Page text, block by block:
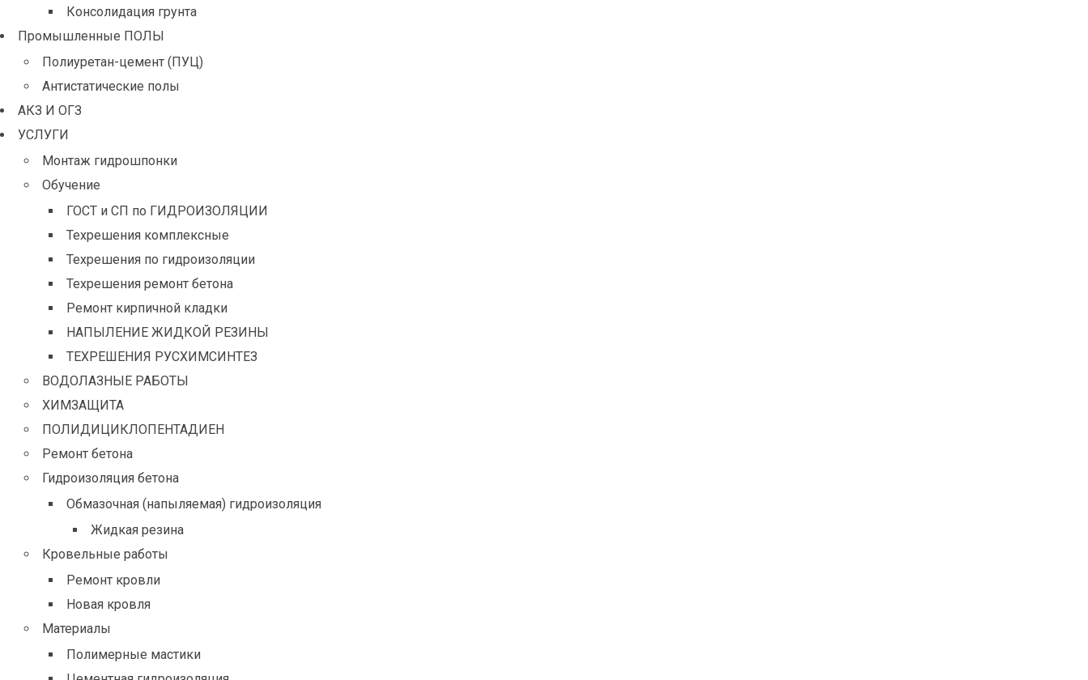
Консолидация грунта
Промышленные ПОЛЫ
Полиуретан-цемент (ПУЦ)
Антистатические полы
АКЗ И ОГЗ
УСЛУГИ
Монтаж гидрошпонки
Обучение
ГОСТ и СП по ГИДРОИЗОЛЯЦИИ
Техрешения комплексные
Техрешения по гидроизоляции
Техрешения ремонт бетона
Ремонт кирпичной кладки
НАПЫЛЕНИЕ ЖИДКОЙ РЕЗИНЫ
ТЕХРЕШЕНИЯ РУСХИМСИНТЕЗ
ВОДОЛАЗНЫЕ РАБОТЫ
ХИМЗАЩИТА
ПОЛИДИЦИКЛОПЕНТАДИЕН
Ремонт бетона
Гидроизоляция бетона
Обмазочная (напыляемая) гидроизоляция
Жидкая резина
Кровельные работы
Ремонт кровли
Новая кровля
Материалы
Полимерные мастики